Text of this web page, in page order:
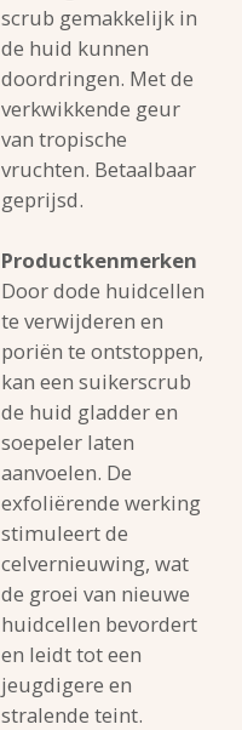
scrub gemakkelijk in
de huid kunnen
doordringen. Met de
verkwikkende geur
van tropische
vruchten. Betaalbaar
geprijsd.
Productkenmerken
Door dode huidcellen
te verwijderen en
poriën te ontstoppen,
kan een suikerscrub
de huid gladder en
soepeler laten
aanvoelen. De
exfoliërende werking
stimuleert de
celvernieuwing, wat
de groei van nieuwe
huidcellen bevordert
en leidt tot een
jeugdigere en
stralende teint.